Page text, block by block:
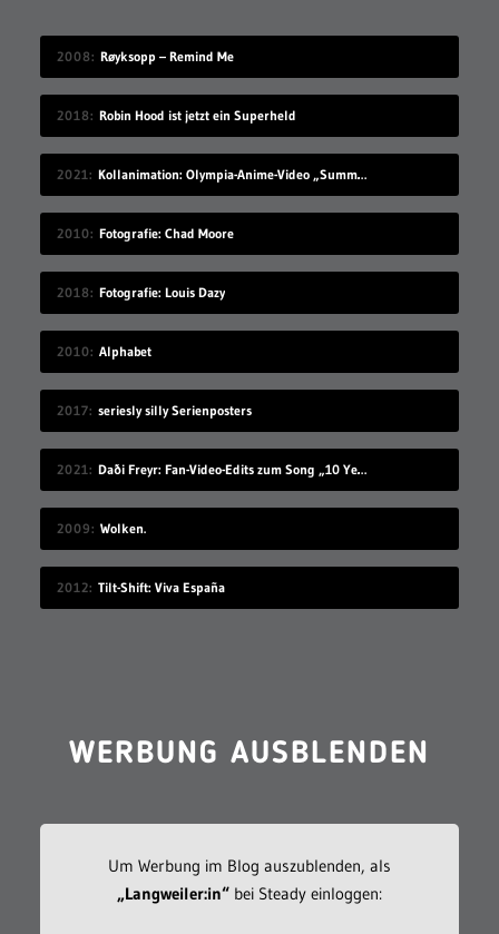
2008 Røyksopp – Remind Me
2018 Robin Hood ist jetzt ein Superheld
2021 Kollanimation: Olympia-Anime-Video „Summer Begins“
2010 Fotografie: Chad Moore
2018 Fotografie: Louis Dazy
2010 Alphabet
2017 seriesly silly Serienposters
2021 Daði Freyr: Fan-Video-Edits zum Song „10 Years“
2009 Wolken.
2012 Tilt-Shift: Viva España
WERBUNG AUSBLENDEN
Um Werbung im Blog auszublenden, als
„Langweiler:in“bei Steady einloggen: